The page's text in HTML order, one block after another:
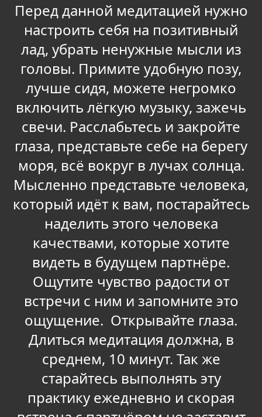
Перед данной медитацией нужно
настроить себя на позитивный
лад, убрать ненужные мысли из
головы. Примите удобную позу,
лучше сидя, можете негромко
включить лёгкую музыку, зажечь
свечи. Расслабьтесь и закройте
глаза, представьте себе на берегу
моря, всё вокруг в лучах солнца.
Мысленно представьте человека,
который идёт к вам, постарайтесь
наделить этого человека
качествами, которые хотите
видеть в будущем партнёре.
Ощутите чувство радости от
встречи с ним и запомните это
ощущение. Открывайте глаза.
Длиться медитация должна, в
среднем, 10 минут. Так же
старайтесь выполнять эту
практику ежедневно и скорая